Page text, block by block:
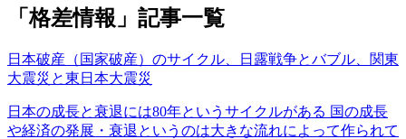
「格差情報」記事一覧
日本破産（国家破産）のサイクル、日露戦争とバブル、関東
大震災と東日本大震災
日本の成長と衰退には80年というサイクルがある 国の成長
や経済の発展・衰退というのは大きな流れによって作られて